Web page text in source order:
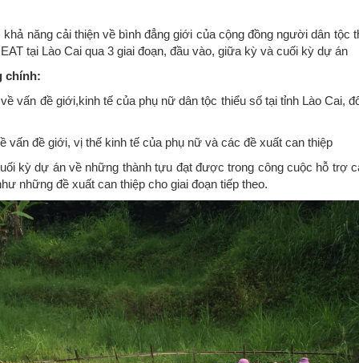
năng cải thiện về bình đẳng giới của cộng đồng người dân tộc
tại Lào Cai qua 3 giai đoạn, đầu vào, giữa kỳ và cuối kỳ dự án
chính:
vấn đề giới,kinh tế của phụ nữ dân tộc thiểu số tại tỉnh Lào Cai,
vấn đề giới, vị thế kinh tế của phụ nữ và các đề xuất can thiệp
kỳ dự án về những thành tựu đạt được trong công cuộc hỗ trợ
những đề xuất can thiệp cho giai đoạn tiếp theo.